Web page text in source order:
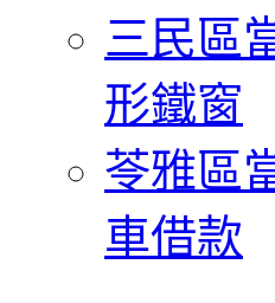
三民區
形鐵窗
苓雅區
車借款